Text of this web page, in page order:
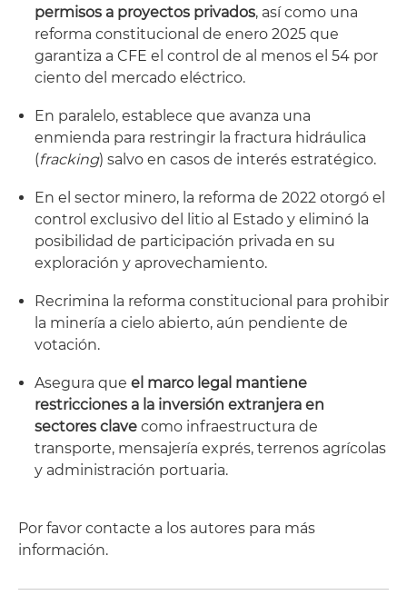
permisos a proyectos privados, así como una
reforma constitucional de enero 2025 que
garantiza a CFE el control de al menos el 54 por
ciento del mercado eléctrico.
En paralelo, establece que avanza una
enmienda para restringir la fractura hidráulica
(fracking) salvo en casos de interés estratégico.
En el sector minero, la reforma de 2022 otorgó el
control exclusivo del litio al Estado y eliminó la
posibilidad de participación privada en su
exploración y aprovechamiento.
Recrimina la reforma constitucional para prohibir
la minería a cielo abierto, aún pendiente de
votación.
Asegura que el marco legal mantiene
restricciones a la inversión extranjera en
sectores clave como infraestructura de
transporte, mensajería exprés, terrenos agrícolas
y administración portuaria.
Por favor contacte a los autores para más
información.